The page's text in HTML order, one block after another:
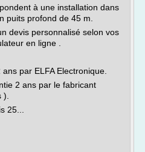
à une installation dans
puits profond de 45 m.
devis personnalisé selon vos
en ligne .
par ELFA Electronique.
2 ans par le fabricant
25...